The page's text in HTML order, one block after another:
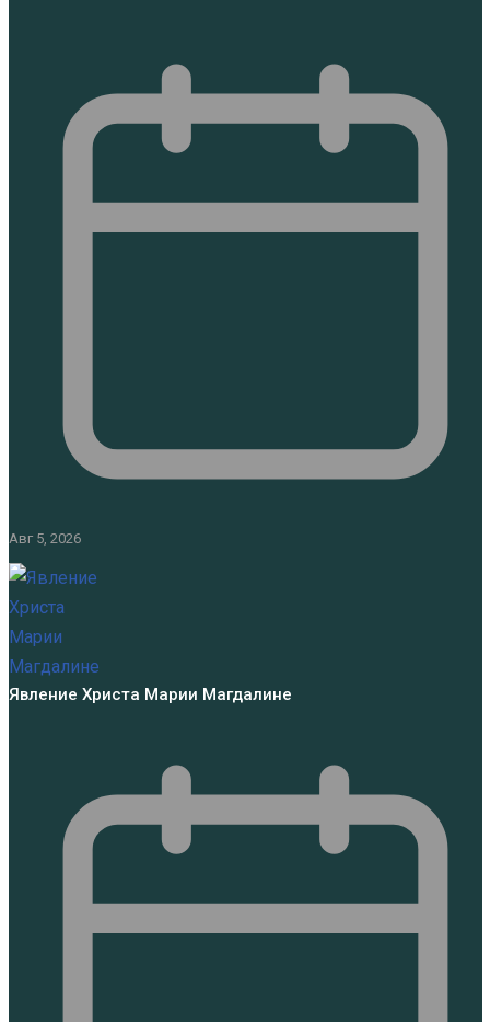
Авг 5, 2026
Явление Христа Марии Магдалине